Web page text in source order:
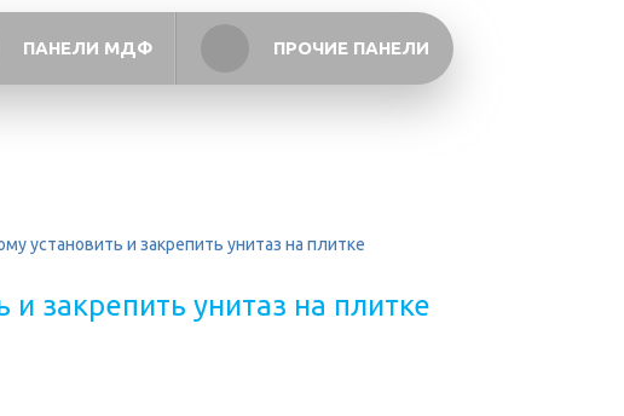
ПАНЕЛИ МДФ ПРОЧИЕ ПАНЕЛИ
установить и закрепить унитаз на плитке
и закрепить унитаз на плитке